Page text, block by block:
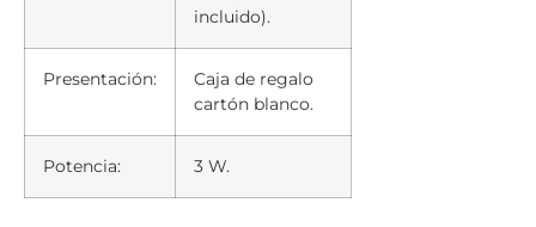
incluido).
Presentación:
Caja de regalo
cartón blanco.
Potencia: 3 W.